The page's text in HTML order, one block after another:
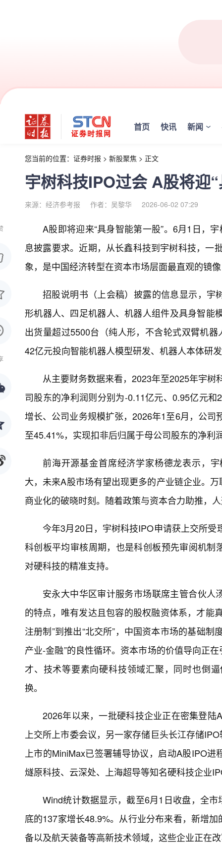
首页 快讯 新闻
您当前的位置： 证券时报 > 新股聚焦 > 正文
宇树科技IPO过会 A股将迎
来源：经济参考报 作者：吴黎华 2026-06-02 07:29
A股即将迎来“具身智能第一股”。6月1日，
息披露要求。近期，从长鑫科技到宇树科技，一
象，是中国经济转型在资本市场层面最直观的镜
招股说明书（上会稿）披露的信息显示，
形机器人、四足机器人、机器人组件及具身智能
出货量超过5500台（纯人形，不含轮式双臂机
42亿元投向智能机器人模型研发、机器人本体研
从主要财务数据来看，2023年至2025年宇
司股东的净利润则分别为-0.11亿元、0.95亿元
增长、公司业务规模扩张，2026年1至6月，公
至45.41%，实现扣非后归属于母公司股东的净利
前海开源基金首席经济学家杨德龙表示，
大，未来A股市场有望出现更多的产业链企业。
商业化的破晓时刻。随着政策与资本合力助推，
今年3月20日，宇树科技IPO申请获上交所
科创板平均审核周期，也是科创板预先审阅机
对硬科技的精准支持。
安永大中华区审计服务市场联席主管合伙
的特点，唯有发达且包容的股权融资体系，才能
注册制”到推出“北交所”，中国资本市场的基础
产业-金融”的良性循环。资本市场的价值导向正
才、技术等要素向硬科技领域汇聚，同时也倒
换。
2026年以来，一批硬科技企业正在密集登
上交所上市委会议，另一家存储巨头长江存储
上市的MiniMax已签署辅导协议，启动A股IPO
燧原科技、云深处、上海超导等知名硬科技企业
Wind统计数据显示，截至6月1日收盘，全
底的137家增长48.9%。从行业分布来看，新增
备以及航天装备等高新技术领域，这些企业正在